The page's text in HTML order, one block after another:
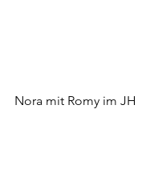
Nora mit Romy im JH